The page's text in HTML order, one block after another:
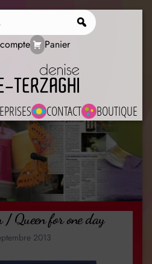
CONTACT BOUTIQUE
Panier
/ Queen for one day
2013